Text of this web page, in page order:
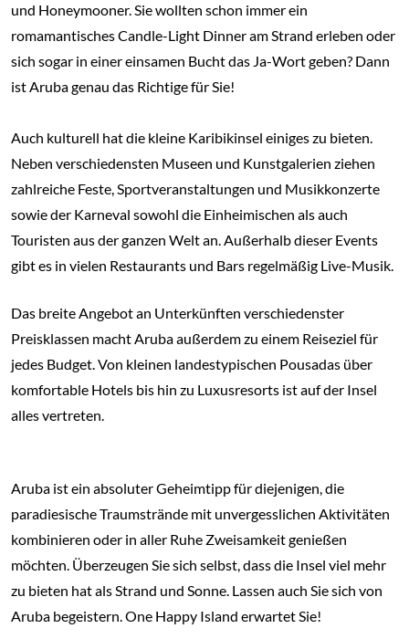
und Honeymooner. Sie wollten schon immer ein
romamantisches Candle-Light Dinner am Strand erleben oder
sich sogar in einer einsamen Bucht das Ja-Wort geben? Dann
ist Aruba genau das Richtige für Sie!
Auch kulturell hat die kleine Karibikinsel einiges zu bieten.
Neben verschiedensten Museen und Kunstgalerien ziehen
zahlreiche Feste, Sportveranstaltungen und Musikkonzerte
sowie der Karneval sowohl die Einheimischen als auch
Touristen aus der ganzen Welt an. Außerhalb dieser Events
gibt es in vielen Restaurants und Bars regelmäßig Live-Musik.
Das breite Angebot an Unterkünften verschiedenster
Preisklassen macht Aruba außerdem zu einem Reiseziel für
jedes Budget. Von kleinen landestypischen Pousadas über
komfortable Hotels bis hin zu Luxusresorts ist auf der Insel
alles vertreten.
Aruba ist ein absoluter Geheimtipp für diejenigen, die
paradiesische Traumstrände mit unvergesslichen Aktivitäten
kombinieren oder in aller Ruhe Zweisamkeit genießen
möchten. Überzeugen Sie sich selbst, dass die Insel viel mehr
zu bieten hat als Strand und Sonne. Lassen auch Sie sich von
Aruba begeistern. One Happy Island erwartet Sie!